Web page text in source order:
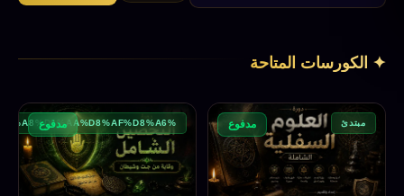
✦ الكورسات المتاحة
مبتدئ مدفوع %D9%85%D8%A8%D8%AA%D8%AF%D8%A6 مدفوع